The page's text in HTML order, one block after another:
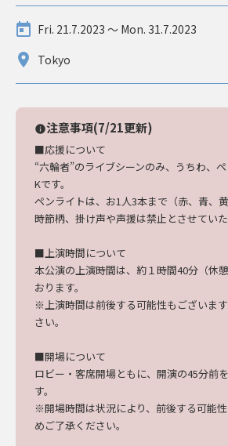
Fri. 21.7.2023 〜 Mon. 31.7.2023
Tokyo
info注意事項(7/21更新)
■応援について
“六輪者”のライブシーンのみ、うちわ、
Kです。
ペンライトは、お1人3本まで（赤、青、黄
時節柄、掛け声や声援は禁止とさせていた
■上演時間について
本公演の上演時間は、 約１ 時間40分（休憩
おります。
※上演時間は前後する可能性もございま
さい。
■開場について
ロビー・客席開場ともに、開演の45分前
す。
※開場時間は状況により、前後する可能
めご了承ください。